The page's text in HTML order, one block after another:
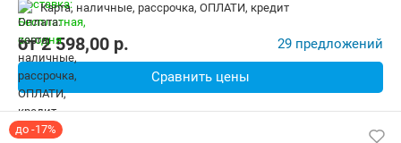
карта, наличные, рассрочка, ОПЛАТИ, кредит
от2 598,00 p. 29 предложений
Сравнить цены
до -17%